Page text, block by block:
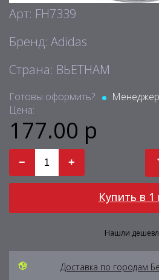
Арт: FH7339
Бренд: Adidas
Страна: ВЬЕТНАМ
Готовы оформить?:
Менеджер
Цена:
177.00 р
− +
Купить в 1
Нашли
Доставка по городам